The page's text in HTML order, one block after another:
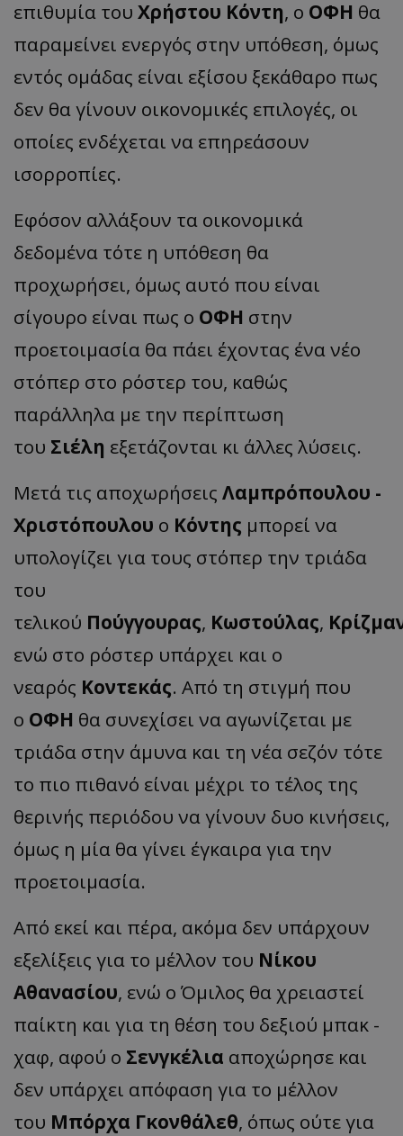
επιθυμία του Χρήστου Κόντη, ο ΟΦΗ θα
παραμείνει ενεργός στην υπόθεση, όμως
εντός ομάδας είναι εξίσου ξεκάθαρο πως
δεν θα γίνουν οικονομικές επιλογές, οι
οποίες ενδέχεται να επηρεάσουν
ισορροπίες.
Εφόσον αλλάξουν τα οικονομικά
δεδομένα τότε η υπόθεση θα
προχωρήσει, όμως αυτό που είναι
σίγουρο είναι πως ο ΟΦΗ στην
προετοιμασία θα πάει έχοντας ένα νέο
στόπερ στο ρόστερ του, καθώς
παράλληλα με την περίπτωση
του Σιέλη εξετάζονται κι άλλες λύσεις.
Μετά τις αποχωρήσεις Λαμπρόπουλου -
Χριστόπουλου ο Κόντης μπορεί να
υπολογίζει για τους στόπερ την τριάδα
του
τελικού Πούγγουρας, Κωστούλας,
ενώ στο ρόστερ υπάρχει και ο
νεαρός Κοντεκάς. Από τη στιγμή που
ο ΟΦΗ θα συνεχίσει να αγωνίζεται με
τριάδα στην άμυνα και τη νέα σεζόν τότε
το πιο πιθανό είναι μέχρι το τέλος της
θερινής περιόδου να γίνουν δυο κινήσεις,
όμως η μία θα γίνει έγκαιρα για την
προετοιμασία.
Από εκεί και πέρα, ακόμα δεν υπάρχουν
εξελίξεις για το μέλλον του Νίκου
Αθανασίου, ενώ ο Όμιλος θα χρειαστεί
παίκτη και για τη θέση του δεξιού μπακ -
χαφ, αφού ο Σενγκέλια αποχώρησε και
δεν υπάρχει απόφαση για το μέλλον
του Μπόρχα Γκονθάλεθ, όπως ούτε για